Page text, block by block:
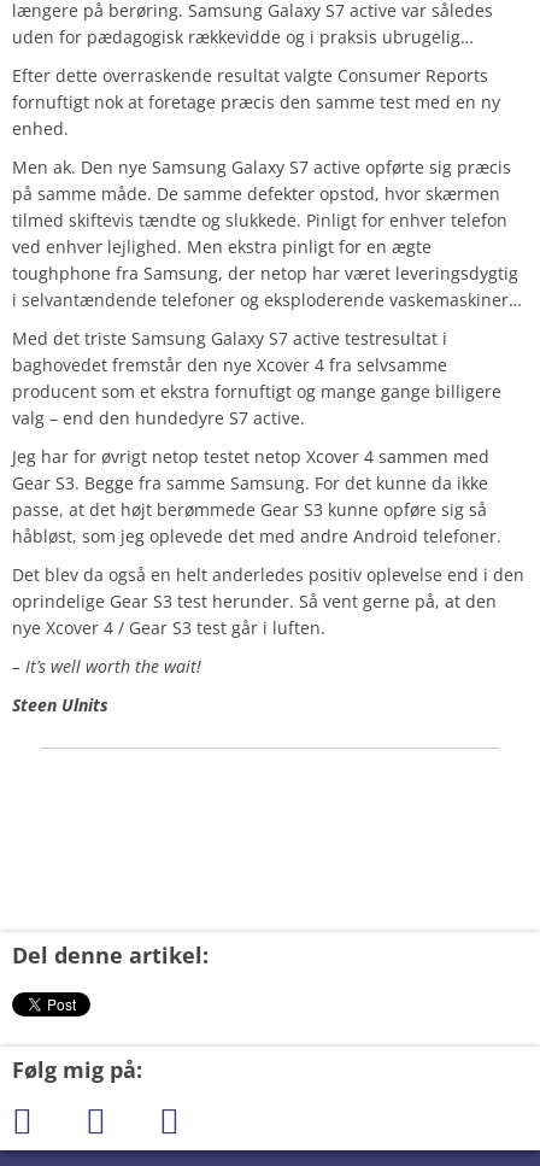
længere på berøring. Samsung Galaxy S7 active var således
uden for pædagogisk rækkevidde og i praksis ubrugelig…
Efter dette overraskende resultat valgte Consumer Reports
fornuftigt nok at foretage præcis den samme test med en ny
enhed.
Men ak. Den nye Samsung Galaxy S7 active opførte sig præcis
på samme måde. De samme defekter opstod, hvor skærmen
tilmed skiftevis tændte og slukkede. Pinligt for enhver telefon
ved enhver lejlighed. Men ekstra pinligt for en ægte
toughphone fra Samsung, der netop har været leveringsdygtig
i selvantændende telefoner og eksploderende vaskemaskiner…
Med det triste Samsung Galaxy S7 active testresultat i
baghovedet fremstår den nye Xcover 4 fra selvsamme
producent som et ekstra fornuftigt og mange gange billigere
valg – end den hundedyre S7 active.
Jeg har for øvrigt netop testet netop Xcover 4 sammen med
Gear S3. Begge fra samme Samsung. For det kunne da ikke
passe, at det højt berømmede Gear S3 kunne opføre sig så
håbløst, som jeg oplevede det med andre Android telefoner.
Det blev da også en helt anderledes positiv oplevelse end i den
oprindelige Gear S3 test herunder. Så vent gerne på, at den
nye Xcover 4 / Gear S3 test går i luften.
– It’s well worth the wait!
Steen Ulnits
Del denne artikel:
Følg mig på: